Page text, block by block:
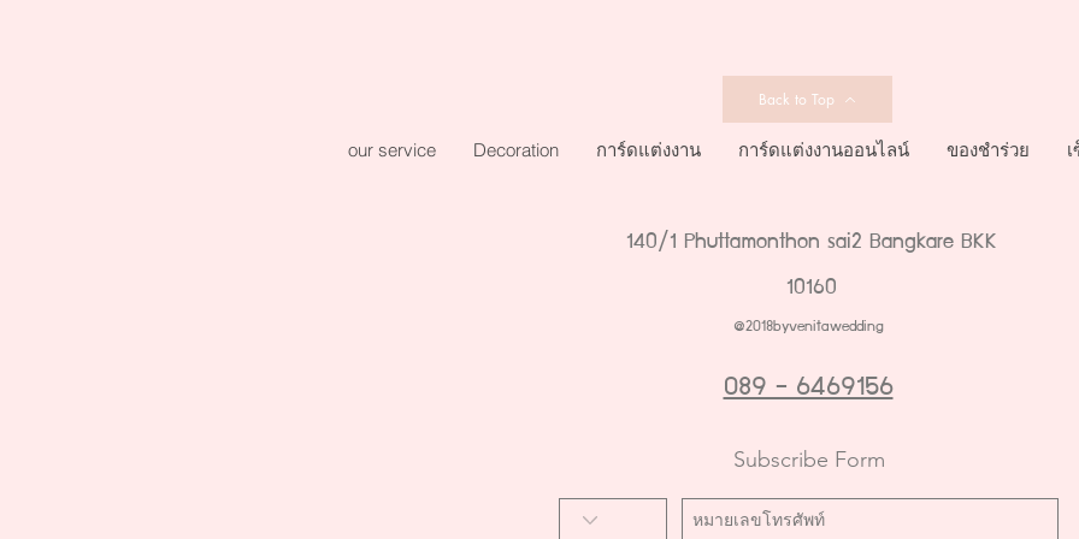
Back to Top
our service Decoration การ์ดแต่งงาน การ์ดแต่งงานออนไลน์ ของชำร่วย
140/1 Phuttamonthon sai2 Bangkare BKK
10160
@2018byvenitawedding
089 - 6469156
Subscribe Form